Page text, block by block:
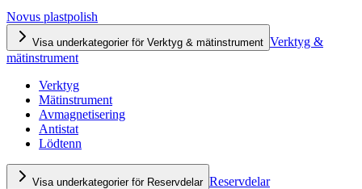
Novus plastpolish
Visa underkategorier för Verktyg & mätinstrument Verktyg &
mätinstrument
Verktyg
Mätinstrument
Avmagnetisering
Antistat
Lödtenn
Visa underkategorier för Reservdelar Reservdelar